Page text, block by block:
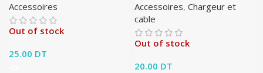
Accessoires
Out of stock
25.00 DT
Accessoires, Chargeur et
cable
Out of stock
20.00 DT